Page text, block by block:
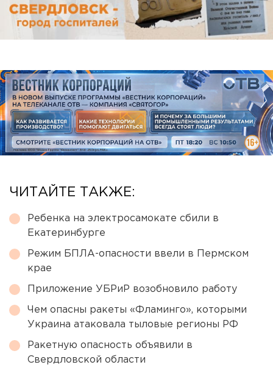
ЧИТАЙТЕ ТАКЖЕ:
Ребенка на электросамокате сбили в
Екатеринбурге
Режим БПЛА-опасности ввели в Пермском
крае
Приложение УБРиР возобновило работу
Чем опасны ракеты «Фламинго», которыми
Украина атаковала тыловые регионы РФ
Ракетную опасность объявили в
Свердловской области